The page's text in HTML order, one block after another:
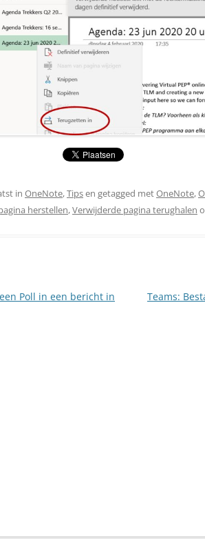
in OneNote,Tipsen getagged metOneNote,
herstellen,Verwijderde pagina terughalen
Poll in een bericht in
Teams: